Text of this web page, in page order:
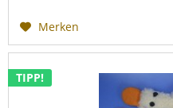
Merken
TIPP!